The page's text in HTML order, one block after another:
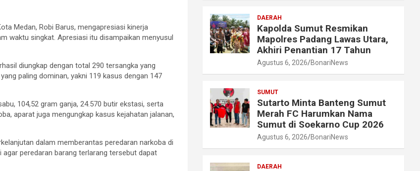
Medan, Robi Barus, mengapresiasi kinerja
waktu singkat. Apresiasi itu disampaikan menyusul
diungkap dengan total 290 tersangka yang
paling dominan, yakni 119 kasus dengan 147
104,52 gram ganja, 24.570 butir ekstasi, serta
aparat juga mengungkap kasus kejahatan jalanan,
dalam memberantas peredaran narkoba di
peredaran barang terlarang tersebut dapat
DAERAH
Kapolda Sumut Resmikan
Mapolres Padang Lawas Utara,
Akhiri Penantian 17 Tahun
Agustus 6, 2026 BonariNews
SUMUT
Sutarto Minta Banteng Sumut
Merah FC Harumkan Nama
Sumut di Soekarno Cup 2026
Agustus 6, 2026 BonariNews
DAERAH